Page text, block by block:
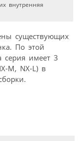
внутренняя
существующих
По этой
серия имеет 3
M, NX-L) в